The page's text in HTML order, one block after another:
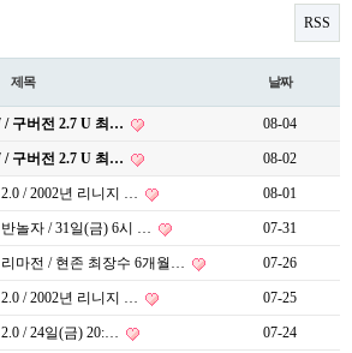
RSS
제목 날짜
/ 구버전 2.7 U 최… 08-04
/ 구버전 2.7 U 최… 08-02
/ 2002년 리니지 … 08-01
놀자 / 31일(금) 6시 … 07-31
마전 / 현존 최장수 6개월… 07-26
/ 2002년 리니지 … 07-25
/ 24일(금) 20:… 07-24